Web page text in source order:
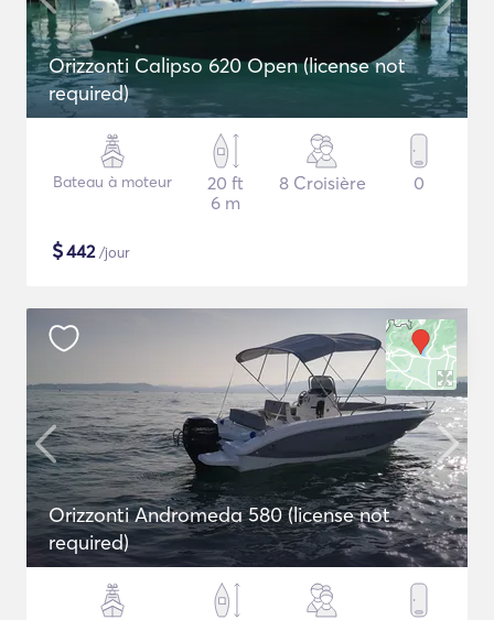
Orizzonti Calipso 620 Open (license not
required)
Bateau à moteur
20 ft
6 m
8 Croisière 0
$442/jour
Orizzonti Andromeda 580 (license not
required)